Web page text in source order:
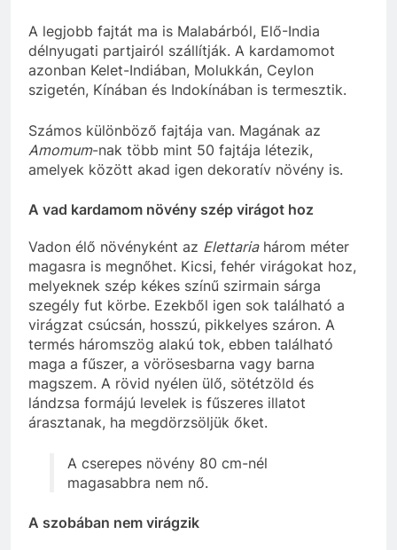
A legjobb fajtát ma is Malabárból, Elő-India
délnyugati partjairól szállítják. A kardamomot
azonban Kelet-Indiában, Molukkán, Ceylon
szigetén, Kínában és Indokínában is termesztik.
Számos különböző fajtája van. Magának az
Amomum-nak több mint 50 fajtája létezik,
amelyek között akad igen dekoratív növény is.
A vad kardamom növény szép virágot hoz
Vadon élő növényként az Elettariahárom méter
magasra is megnőhet. Kicsi, fehér virágokat hoz,
melyeknek szép kékes színű szirmain sárga
szegély fut körbe. Ezekből igen sok található a
virágzat csúcsán, hosszú, pikkelyes száron. A
termés háromszög alakú tok, ebben található
maga a fűszer, a vörösesbarna vagy barna
magszem. A rövid nyélen ülő, sötétzöld és
lándzsa formájú levelek is fűszeres illatot
árasztanak, ha megdörzsöljük őket.
A cserepes növény 80 cm-nél
magasabbra nem nő.
A szobában nem virágzik